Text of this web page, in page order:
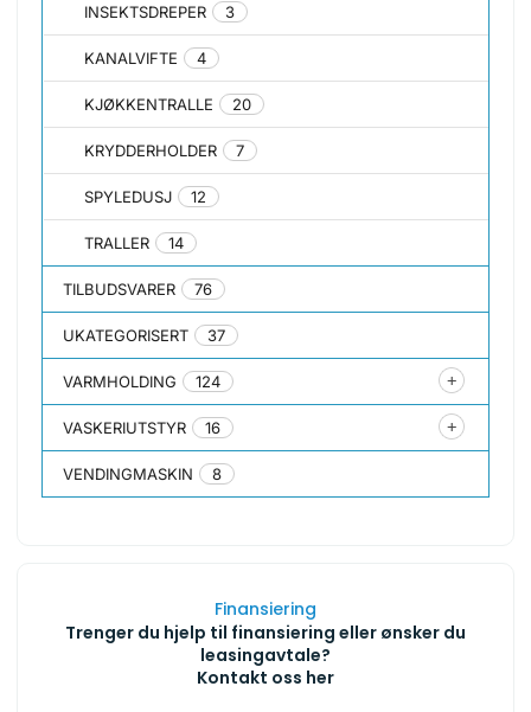
INSEKTSDREPER 3
KANALVIFTE 4
KJØKKENTRALLE 20
KRYDDERHOLDER 7
SPYLEDUSJ 12
TRALLER 14
TILBUDSVARER 76
UKATEGORISERT 37
VARMHOLDING 124
VASKERIUTSTYR 16
VENDINGMASKIN 8
Finansiering
Trenger du hjelp til finansiering eller ønsker du
leasingavtale?
Kontakt oss her